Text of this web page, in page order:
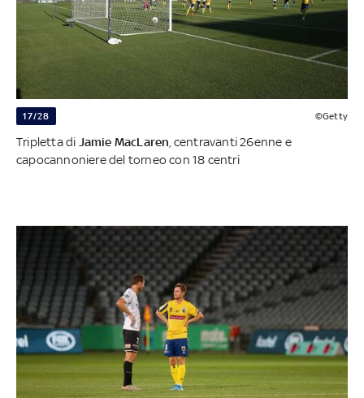
17/28 ©Getty
Tripletta di Jamie MacLaren , centravanti 26enne e
capocannoniere del torneo con 18 centri